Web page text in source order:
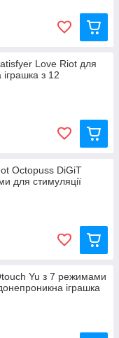
Love Riot для
іграшка з 12
Octopuss DiGiT
для стимуляції
Yu з 7 режимами
іграшка